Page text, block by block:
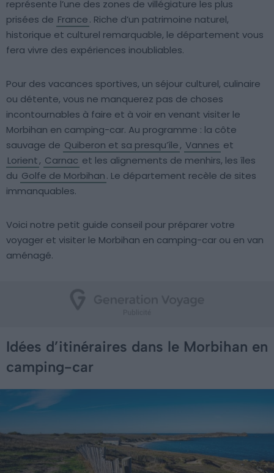
représente l’une des zones de villégiature les plus
prisées de France. Riche d’un patrimoine naturel,
historique et culturel remarquable, le département vous
fera vivre des expériences inoubliables.
Pour des vacances sportives, un séjour culturel, culinaire
ou détente, vous ne manquerez pas de choses
incontournables à faire et à voir en venant visiter le
Morbihan en camping-car. Au programme : la côte
sauvage de Quiberon et sa presqu’île, Vannes et
Lorient, Carnac et les alignements de menhirs, les îles
du Golfe de Morbihan. Le département recèle de sites
immanquables.
Voici notre petit guide conseil pour préparer votre
voyager et visiter le Morbihan en camping-car ou en van
aménagé.
Idées d’itinéraires dans le Morbihan en
camping-car